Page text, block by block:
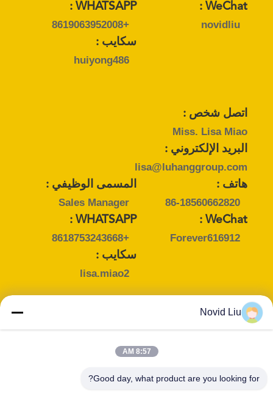
WHATSAPP :
+8619063952008
WeChat :
novidliu
سكايب :
huiyong486
اتصل شخص :
Miss. Lisa Miao
البريد الإلكتروني :
lisa@luhanggroup.com
المسمى الوظيفي :
Sales Manager
هاتف :
86-18560662820
WHATSAPP :
+8618753243668
WeChat :
Forever616912
سكايب :
lisa.miao2
اتصل شخص :
vivi@luhanggroup.com
Novid Liu
8:57 AM
Good day, what product are you looking for?